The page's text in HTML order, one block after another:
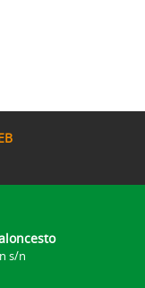
s/n